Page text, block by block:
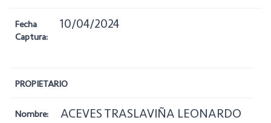
Fecha
Captura:
10/04/2024
PROPIETARIO
Nombre:
ACEVES TRASLAVIÑA LEONARDO